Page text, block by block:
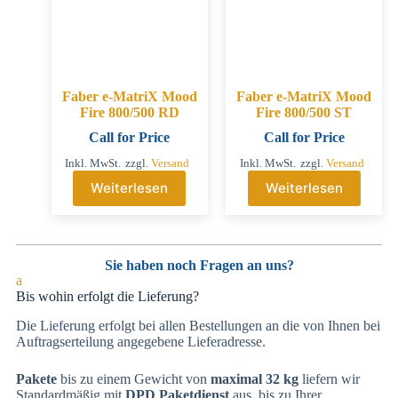
Faber e-MatriX Mood
Fire 800/500 RD
Call for Price
Inkl. MwSt. zzgl.Versand
Weiterlesen
Faber e-MatriX Mood
Fire 800/500 ST
Call for Price
Inkl. MwSt. zzgl. Versand
Weiterlesen
Sie haben noch Fragen an uns?
a
Bis wohin erfolgt die Lieferung?
Die Lieferung erfolgt bei allen Bestellungen an die von Ihnen bei
Auftragserteilung angegebene Lieferadresse.
Paketebis zu einem Gewicht von maximal 32 kgliefern wir
Standardmäßig mitDPD Paketdienstaus, bis zu Ihrer